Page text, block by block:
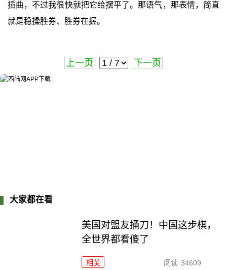
插曲，不过我很快就把它给摆平了。那语气，那表情，简直
就是稳操胜券、胜券在握。
上一页 下一页
大家都在看
美国对盟友捅刀！中国这步棋，
全世界都看傻了
相关 阅读 34609